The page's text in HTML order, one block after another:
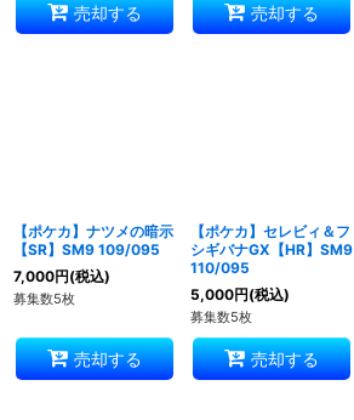
売却する 売却する
【ポケカ】ナツメの暗示
【SR】SM9 109/095
7,000円(税込)
募集数5枚
売却する
【ポケカ】セレビィ＆フ
シギバナGX【HR】SM9
110/095
5,000円(税込)
募集数5枚
売却する